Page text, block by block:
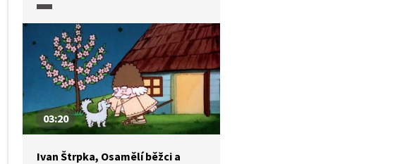
čítanka předčítá ze své knihy
Eklektik Bastard a hovoří o tom,
jak vnímá samotný proces tvorby.
03:20
Ivan Štrpka, Osamělí běžci a